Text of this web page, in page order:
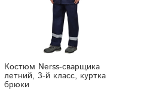
Костюм Nerss-сварщика
летний, 3-й класс, куртка
брюки